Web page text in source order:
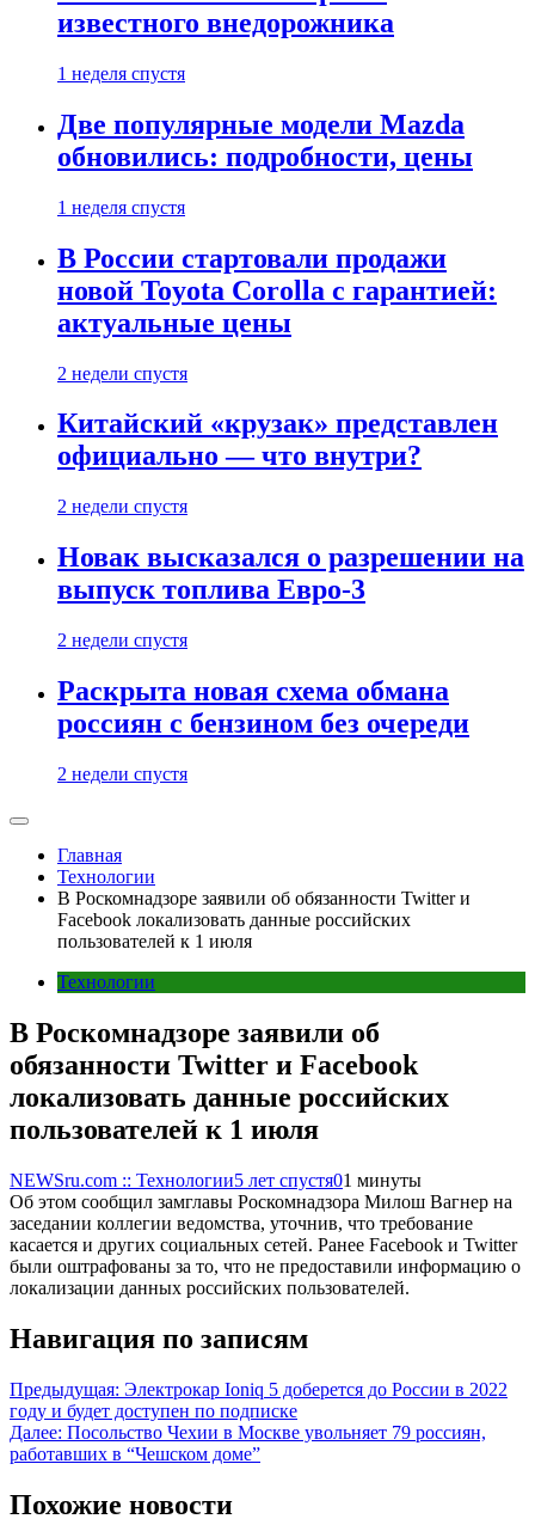
известного внедорожника
1 неделя спустя
Две популярные модели Mazda
обновились: подробности, цены
1 неделя спустя
В России стартовали продажи
новой Toyota Corolla с гарантией:
актуальные цены
2 недели спустя
Китайский «крузак» представлен
официально — что внутри?
2 недели спустя
Новак высказался о разрешении на
выпуск топлива Евро-3
2 недели спустя
Раскрыта новая схема обмана
россиян с бензином без очереди
2 недели спустя
Главная
Технологии
В Роскомнадзоре заявили об обязанности Twitter и
Facebook локализовать данные российских
пользователей к 1 июля
Технологии
В Роскомнадзоре заявили об
обязанности Twitter и Facebook
локализовать данные российских
пользователей к 1 июля
NEWSru.com :: Технологии5 лет спустя01 минуты
Об этом сообщил замглавы Роскомнадзора Милош Вагнер на
заседании коллегии ведомства, уточнив, что требование
касается и других социальных сетей. Ранее Facebook и Twitter
были оштрафованы за то, что не предоставили информацию о
локализации данных российских пользователей.
Навигация по записям
Предыдущая: Электрокар Ioniq 5 доберется до России в 2022
году и будет доступен по подписке
Далее: Посольство Чехии в Москве увольняет 79 россиян,
работавших в “Чешском доме”
Похожие новости